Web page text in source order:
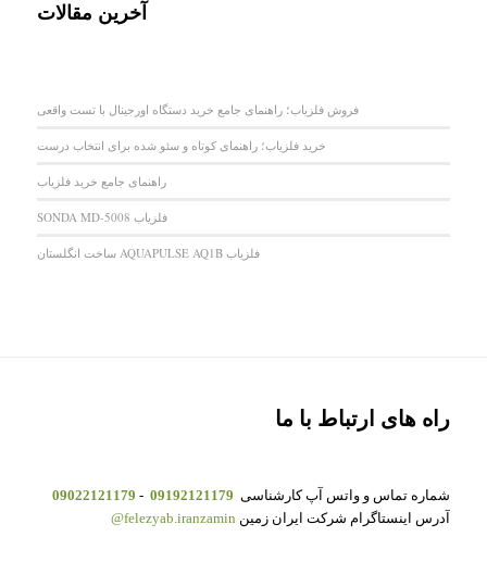
آخرین مقالات
فروش فلزیاب؛ راهنمای جامع خرید دستگاه اورجینال با تست واقعی
خرید فلزیاب؛ راهنمای کوتاه و سئو شده برای انتخاب درست
راهنمای جامع خرید فلزیاب
فلزیاب SONDA MD-5008
فلزیاب AQUAPULSE AQ1B ساخت انگلستان
راه های ارتباط با ما
شماره تماس و واتس آپ کارشناسی 09192121179
-
09022121179
آدرس اینستاگرام شرکت ایران زمین felezyab.iranzamin@